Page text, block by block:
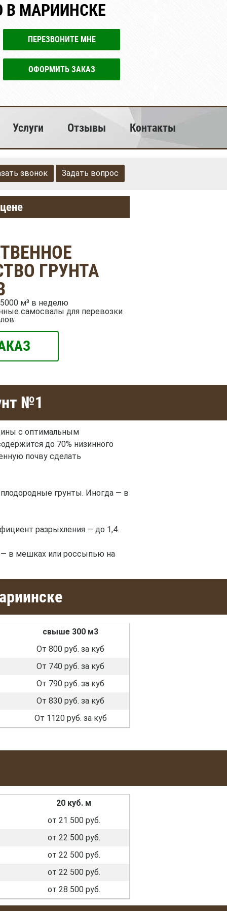
В МАРИИНСКЕ
ПЕРЕЗВОНИТЕ МНЕ
ОФОРМИТЬ ЗАКАЗ
Услуги Отзывы Контакты
звонок Задать вопрос
ГРУНТА
м³ в неделю
самосвалы для перевозки
№1
с оптимальным
до 70% низинного
почву сделать
грунты. Иногда — в
разрыхления — до 1,4.
в мешках или россыпью на
свыше 300 м3
От 800 руб. за куб
От 740 руб. за куб
От 790 руб. за куб
От 830 руб. за куб
От 1120 руб. за куб
20 куб. м
от 21 500 руб.
от 22 500 руб.
от 22 500 руб.
от 22 500 руб.
от 28 500 руб.